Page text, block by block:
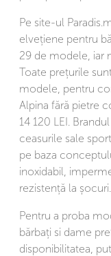
Pe site-ul
elvețiene pentru
29 de modele, iar
Toate prețurile
modele, pentru
Alpina fără pietre
14 120 LEI.
ceasurile sale
pe baza
inoxidabil,
rezistență la șocuri.
Pentru a proba
bărbați si dame
disponibilitatea,